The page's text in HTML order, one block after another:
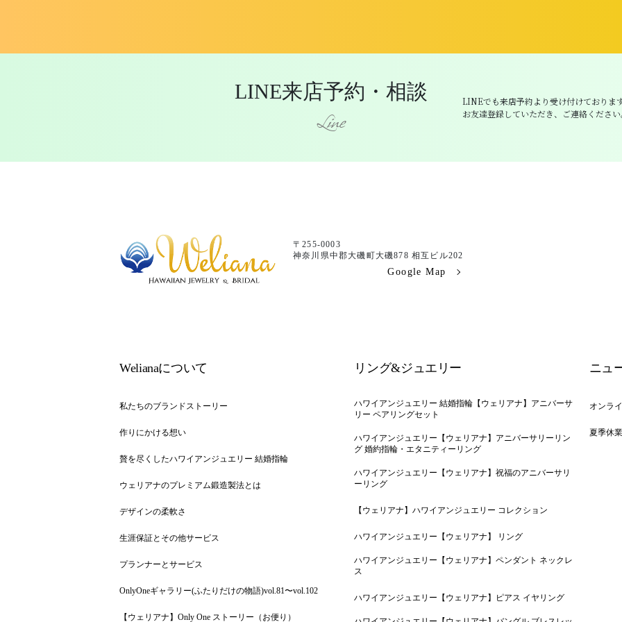
LINE来店予約・相談
Line
LINEでも来店予約より受け付けておりま
お友達登録していただき、ご連絡くださ
〒255-0003
神奈川県中郡大磯町大磯878 相互ビル202
Google Map
Welianaについて
私たちのブランドストーリー
作りにかける想い
贅を尽くしたハワイアンジュエリー 結婚指輪
ウェリアナのプレミアム鍛造製法とは
デザインの柔軟さ
生涯保証とその他サービス
プランナーとサービス
OnlyOneギャラリー(ふたりだけの物語)vol.81〜vol.102
【ウェリアナ】Only One ストーリー（お便り）
リング&ジュエリー
ハワイアンジュエリー 結婚指輪【ウェリアナ】アニバーサ
リー ペアリングセット
ハワイアンジュエリー【ウェリアナ】アニバーサリーリン
グ 婚約指輪・エタニティーリング
ハワイアンジュエリー【ウェリアナ】祝福のアニバーサリ
ーリング
【ウェリアナ】ハワイアンジュエリー コレクション
ハワイアンジュエリー【ウェリアナ】 リング
ハワイアンジュエリー【ウェリアナ】ペンダント ネックレ
ス
ハワイアンジュエリー【ウェリアナ】ピアス イヤリング
ニュ
オンラ
夏季休